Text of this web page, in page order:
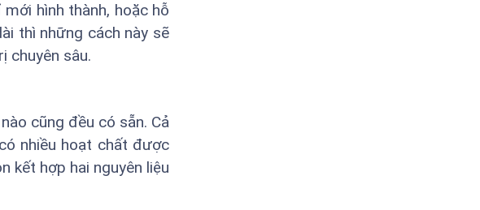
hình thành, hoặc hỗ
thì những cách này sẽ
chuyên sâu.
cũng đều có sẵn. Cả
nhiều hoạt chất được
kết hợp hai nguyên liệu